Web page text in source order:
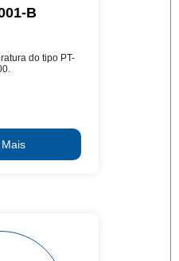
B
do tipo PT-